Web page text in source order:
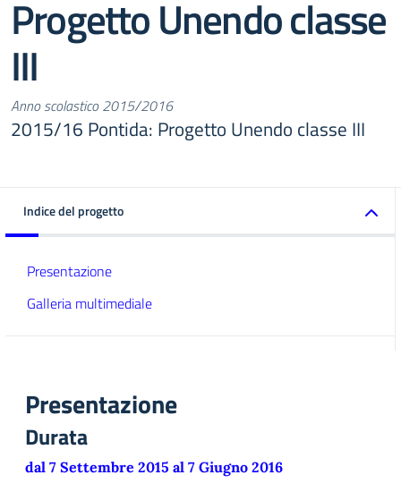
Progetto Unendo classe
III
Anno scolastico 2015/2016
2015/16 Pontida: Progetto Unendo classe III
Indice del progetto
Presentazione
Galleria multimediale
Presentazione
Durata
dal 7 Settembre 2015 al 7 Giugno 2016